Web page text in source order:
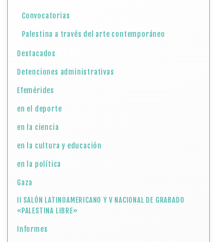
Convocatorias
Palestina a través del arte contemporáneo
Destacados
Detenciones administrativas
Efemérides
en el deporte
en la ciencia
en la cultura y educación
en la política
Gaza
II SALÓN LATINOAMERICANO Y V NACIONAL DE GRABADO
«PALESTINA LIBRE»
Informes